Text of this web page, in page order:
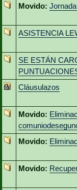
Movido:
ASISTENCIA
SE ESTÁN
Cláusulazos
Movido:
Movido:
Movido: